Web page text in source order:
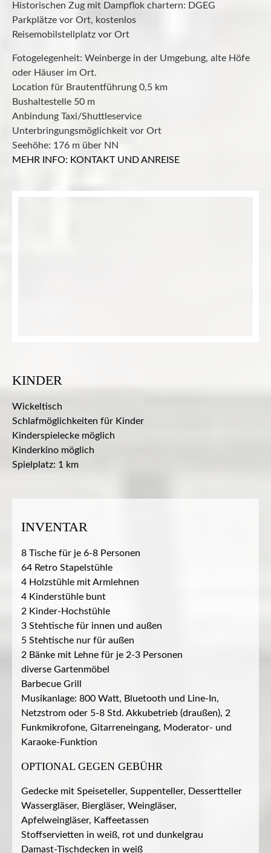
Historischen Zug mit Dampflok chartern: DGEG
Parkplätze vor Ort, kostenlos
Reisemobilstellplatz vor Ort
Fotogelegenheit: Weinberge in der Umgebung, alte Höfe
oder Häuser im Ort.
Location für Brautentführung 0,5 km
Bushaltestelle 50 m
Anbindung Taxi/Shuttleservice
Unterbringungsmöglichkeit vor Ort
Seehöhe: 176 m über NN
MEHR INFO: KONTAKT UND ANREISE
KINDER
Wickeltisch
Schlafmöglichkeiten für Kinder
Kinderspielecke möglich
Kinderkino möglich
Spielplatz: 1 km
INVENTAR
8 Tische für je 6-8 Personen
64 Retro Stapelstühle
4 Holzstühle mit Armlehnen
4 Kinderstühle bunt
2 Kinder-Hochstühle
3 Stehtische für innen und außen
5 Stehtische nur für außen
2 Bänke mit Lehne für je 2-3 Personen
diverse Gartenmöbel
Barbecue Grill
Musikanlage: 800 Watt, Bluetooth und Line-In,
Netzstrom oder 5-8 Std. Akkubetrieb (draußen), 2
Funkmikrofone, Gitarreneingang, Moderator- und
Karaoke-Funktion
OPTIONAL GEGEN GEBÜHR
Gedecke mit Speiseteller, Suppenteller, Dessertteller
Wassergläser, Biergläser, Weingläser,
Apfelweingläser, Kaffeetassen
Stoffservietten in weiß, rot und dunkelgrau
Damast-Tischdecken in weiß